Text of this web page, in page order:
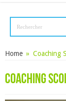
Home » Coaching
Coaching